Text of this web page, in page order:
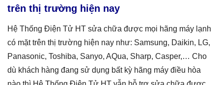
trên thị trường hiện nay
Hệ Thống Điện Tử HT sửa chữa được mọi hãng máy lạnh
có mặt trên thị trường hiện nay như: Samsung, Daikin, LG,
Panasonic, Toshiba, Sanyo, AQua, Sharp, Casper,… Cho
dù khách hàng đang sử dụng bất kỳ hãng máy điều hòa